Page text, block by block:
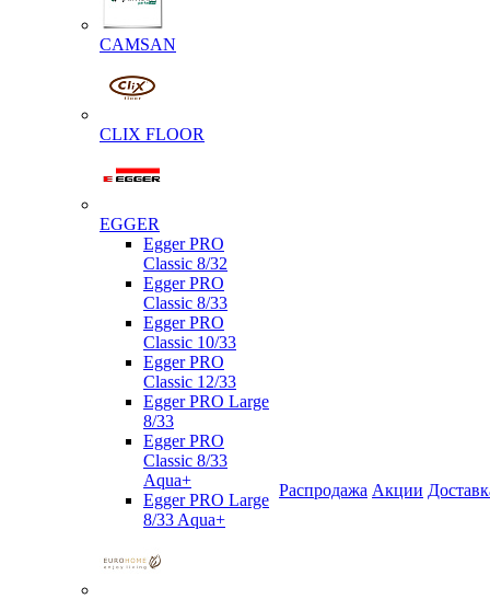
CAMSAN
CLIX FLOOR
EGGER
Egger PRO
Classic 8/32
Egger PRO
Classic 8/33
Egger PRO
Classic 10/33
Egger PRO
Classic 12/33
Egger PRO Large
8/33
Egger PRO
Classic 8/33
Aqua+
Egger PRO Large
8/33 Aqua+
Распродажа Акции